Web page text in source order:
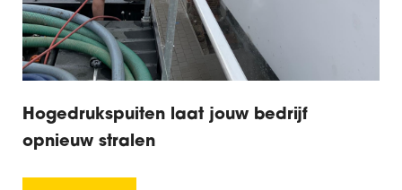
Hogedrukspuiten laat jouw bedrijf
opnieuw stralen